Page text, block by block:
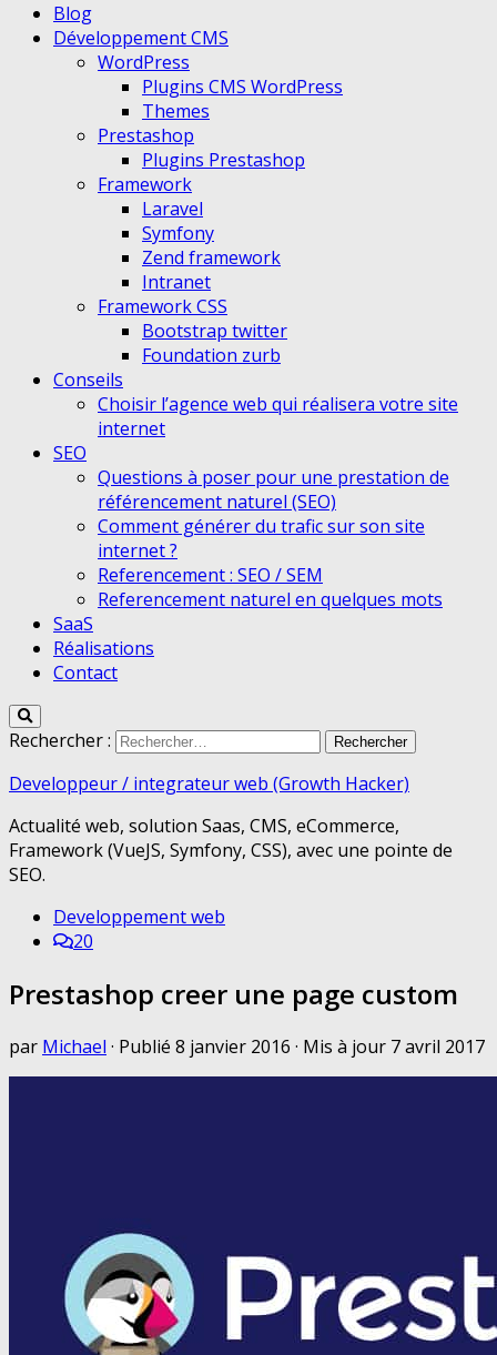
menu
menu
Blog
Développement CMS
WordPress
Plugins CMS WordPress
Themes
Prestashop
Plugins Prestashop
Framework
Laravel
Symfony
Zend framework
Intranet
Framework CSS
Bootstrap twitter
Foundation zurb
Conseils
Choisir l’agence web qui réalisera votre site
internet
SEO
Questions à poser pour une prestation de
référencement naturel (SEO)
Comment générer du trafic sur son site
internet ?
Referencement : SEO / SEM
Referencement naturel en quelques mots
SaaS
Réalisations
Contact
Rechercher :
Developpeur / integrateur web (Growth Hacker)
Actualité web, solution Saas, CMS, eCommerce,
Framework (VueJS, Symfony, CSS), avec une pointe de
SEO.
Developpement web
20
Prestashop creer une page custom
par Michael · Publié 8 janvier 2016 · Mis à jour 7 avril 2017